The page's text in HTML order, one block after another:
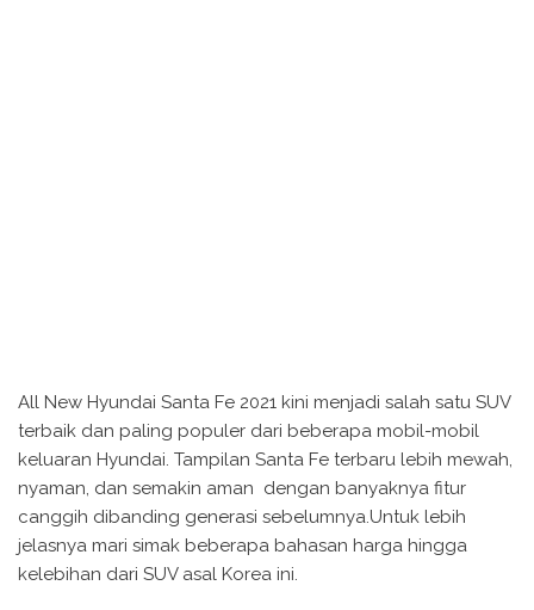
All New Hyundai Santa Fe 2021 kini menjadi salah satu SUV
terbaik dan paling populer dari beberapa mobil-mobil
keluaran Hyundai. Tampilan Santa Fe terbaru lebih mewah,
nyaman, dan semakin aman dengan banyaknya fitur
canggih dibanding generasi sebelumnya.Untuk lebih
jelasnya mari simak beberapa bahasan harga hingga
kelebihan dari SUV asal Korea ini.